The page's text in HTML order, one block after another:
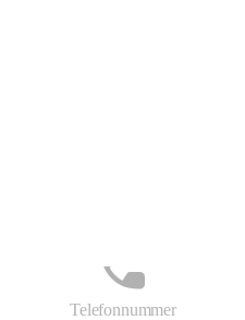
Telefonnummer